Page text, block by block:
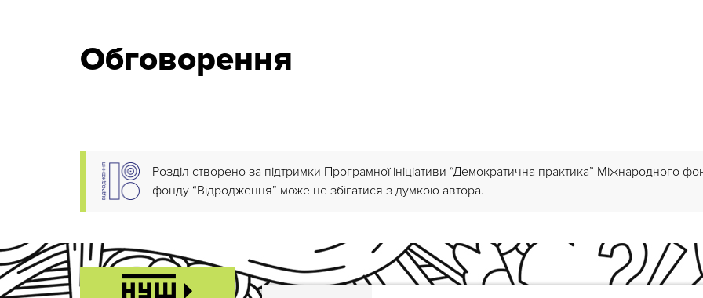
Обговорення
Розділ створено за підтримки Програмної ініціативи “Демократична практика” Міжнародного
фонду “Відродження” може не збігатися з думкою автора.